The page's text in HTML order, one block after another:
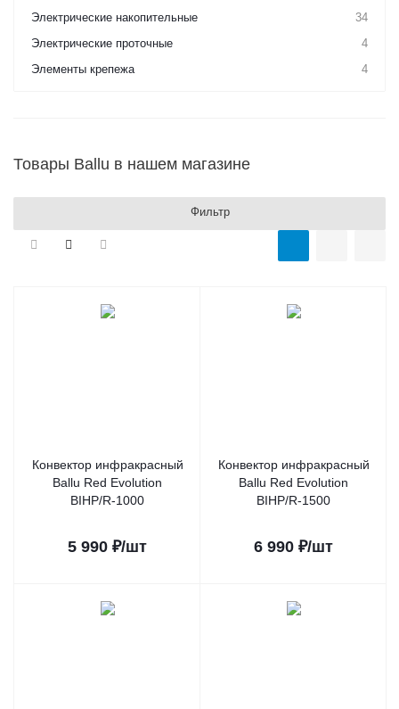
Электрические накопительные
34
Электрические проточные
4
Элементы крепежа
4
Товары Ballu в нашем магазине
Фильтр
Конвектор инфракрасный
Ballu Red Evolution
BIHP/R-1000
5 990 ₽/шт
Конвектор инфракрасный
Ballu Red Evolution
BIHP/R-1500
6 990 ₽/шт